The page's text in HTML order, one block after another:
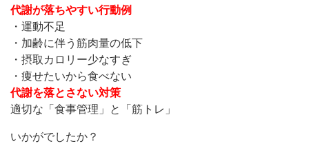
代謝が落ちやすい行動例
・運動不足
・加齢に伴う筋肉量の低下
・摂取カロリー少なすぎ
・痩せたいから食べない
代謝を落とさない対策
適切な「食事管理」と「筋トレ」
いかがでしたか？